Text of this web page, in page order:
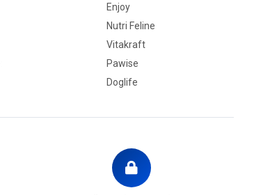
Enjoy
Nutri Feline
Vitakraft
Pawise
Doglife